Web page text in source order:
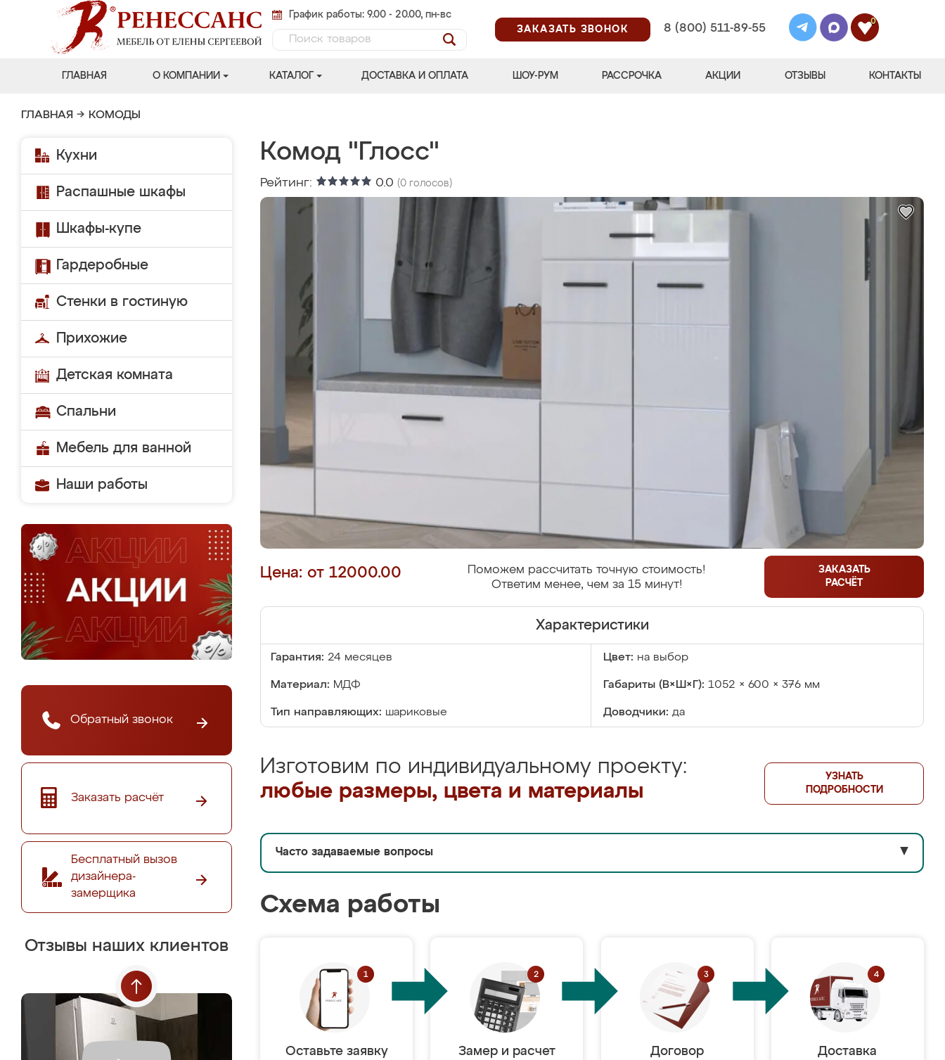
График работы: 9.00 - 20.00, пн-вс
ЗАКАЗАТЬ ЗВОНОК
8 (800) 511-89-55
0
ГЛАВНАЯ О КОМПАНИИ КАТАЛОГ ДОСТАВКА И ОПЛАТА ШОУ-РУМ РАССРОЧКА АКЦИИ ОТЗЫВЫ КОНТАКТЫ
ГЛАВНАЯ → КОМОДЫ
Кухни
Распашные шкафы
Шкафы-купе
Гардеробные
Стенки в гостиную
Прихожие
Детская комната
Спальни
Мебель для ванной
Наши работы
Обратный звонок
Заказать расчёт
Бесплатный вызов
дизайнера-
замерщика
Отзывы наших клиентов
Комод "Глосс"
Рейтинг: 0.0 (0 голосов)
Цена: от 12000.00
Поможем рассчитать точную стоимость!
Ответим менее, чем за 15 минут!
ЗАКАЗАТЬ
РАСЧЁТ
Характеристики
Гарантия: 24 месяцев Цвет: на выбор
Материал: МДФ Габариты (В×Ш×Г): 1052 × 600 × 376 мм
Тип направляющих: шариковые Доводчики: да
Изготовим по индивидуальному проекту:
любые размеры, цвета и материалы
УЗНАТЬ
ПОДРОБНОСТИ
Часто задаваемые вопросы ▼
Схема работы
Оставьте заявку Замер и расчет
Договор
Доставка